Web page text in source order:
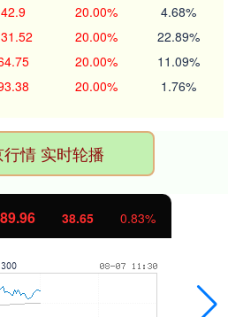
42.9 20.00% 4.68%
20.00% 22.89%
20.00% 11.09%
20.00% 1.76%
情 实时轮播
北证50 1129.72